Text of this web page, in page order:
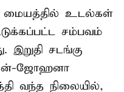
மையத்தில் உடல்கள்
சம்பவம்
இறுதி சடங்கு
ஜோஹனா
வந்த நிலையில்,